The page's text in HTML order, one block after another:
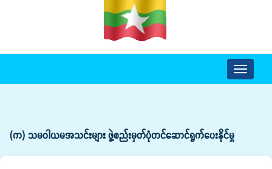
Toggle
(က) သမဝါယမအသင်းများ ဖွဲ့စည်းမှတ်ပုံတင်ဆောင်ရွက်ပေးနိုင်မှု